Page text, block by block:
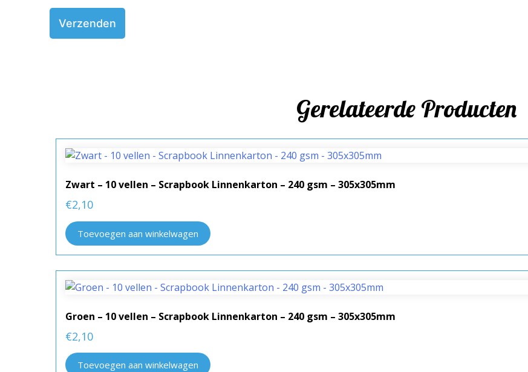
Gerelateerde Producten
Zwart – 10 vellen – Scrapbook Linnenkarton – 240 gsm – 305x305mm
€2,10
Toevoegen aan winkelwagen
Groen – 10 vellen – Scrapbook Linnenkarton – 240 gsm – 305x305mm
€2,10
Toevoegen aan winkelwagen